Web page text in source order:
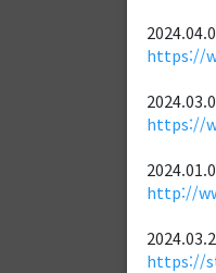
https://
https://
http://
https://